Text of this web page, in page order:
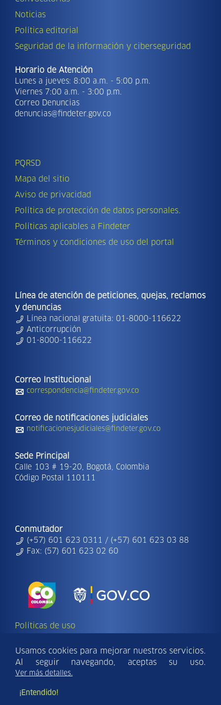
Noticias
Política editorial
Seguridad de la información y ciberseguridad
Horario de Atención
Lunes a jueves: 8:00 a.m. - 5:00 p.m.
Viernes 7:00 a.m. - 3:00 p.m.
Correo Denuncias
denuncias@findeter.gov.co
PQRSD
Mapa del sitio
Aviso de privacidad
Política de protección de datos personales.
Políticas aplicables a Findeter
Términos y condiciones de uso del portal
Línea de atención de peticiones, quejas, reclamos
y denuncias
Línea nacional gratuita: 01-8000-116622
Anticorrupción
01-8000-116622
Correo Institucional
correspondencia@findeter.gov.co
Correo de notificaciones judiciales
notificacionesjudiciales@findeter.gov.co
Sede Principal
Calle 103 # 19-20, Bogotá, Colombia
Código Postal 110111
Conmutador
(+57) 601 623 0311 / (+57) 601 623 03 88
Fax: (57) 601 623 02 60
Políticas de uso
reservados Findeter.
Para una mejor visualización del sitio utilice:
versiones superiores.
Usamos cookies para mejorar nuestros servicios.
Al seguir navegando, aceptas su uso.
Ver más detalles.
¡Entendido!